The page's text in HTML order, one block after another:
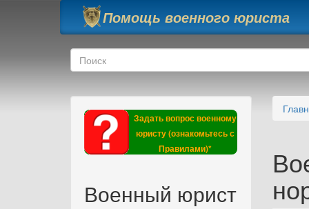
Перейти к основному содержанию
Помощь военного юриста
Форма поиска
Поиск
Задать вопрос военному
юристу (ознакомьтесь с
Правилами)*
Военный юрист